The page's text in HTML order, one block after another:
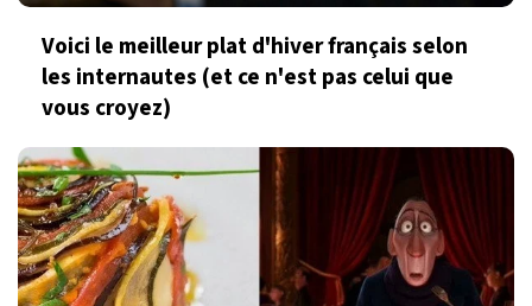
Voici le meilleur plat d'hiver français selon
les internautes (et ce n'est pas celui que
vous croyez)